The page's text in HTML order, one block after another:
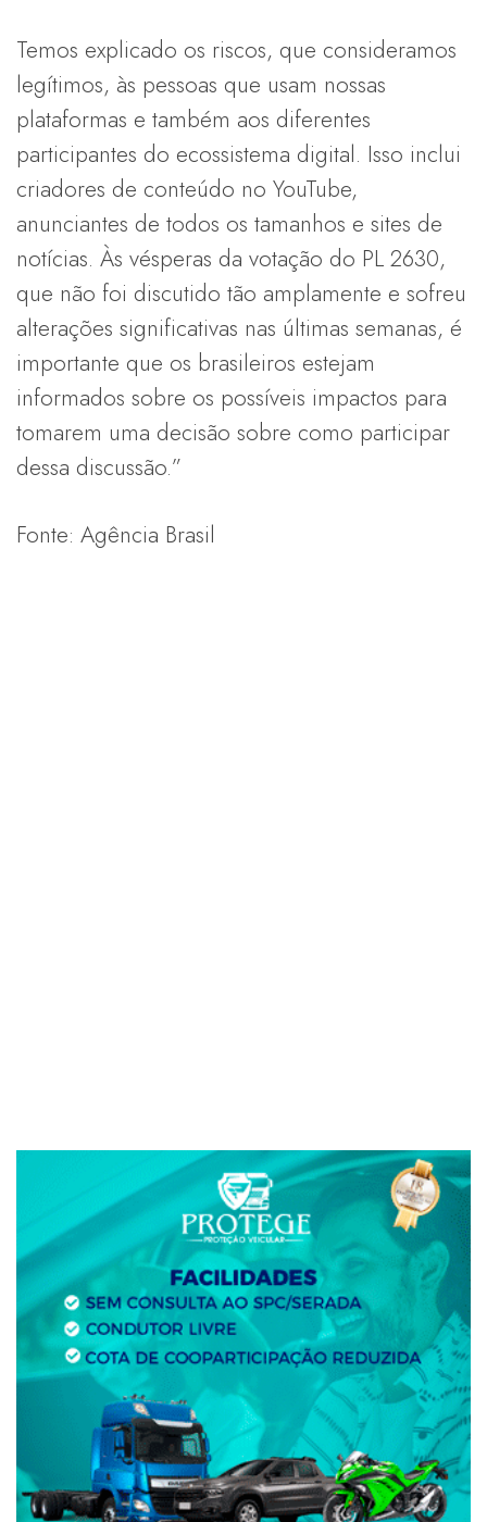
Temos explicado os riscos, que consideramos
legítimos, às pessoas que usam nossas
plataformas e também aos diferentes
participantes do ecossistema digital. Isso inclui
criadores de conteúdo no YouTube,
anunciantes de todos os tamanhos e sites de
notícias. Às vésperas da votação do PL 2630,
que não foi discutido tão amplamente e sofreu
alterações significativas nas últimas semanas, é
importante que os brasileiros estejam
informados sobre os possíveis impactos para
tomarem uma decisão sobre como participar
dessa discussão.”
Fonte: Agência Brasil